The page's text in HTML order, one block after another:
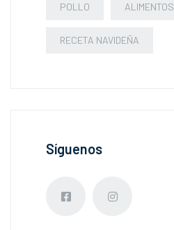
POLLO ALIMENTOS
RECETA NAVIDEÑA
Síguenos